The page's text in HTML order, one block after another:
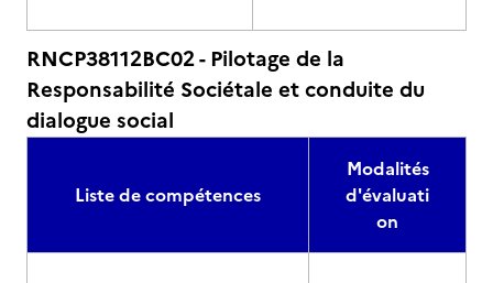
RNCP38112BC02 - Pilotage de la
Responsabilité Sociétale et conduite du
dialogue social
Liste de compétences
Modalités
d'évaluati
on